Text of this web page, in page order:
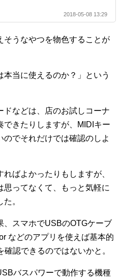
2018-05-08 13:29
そうなやつを物色することが
当に使えるのか？」という
などは、店のお試しコーナ
できたりしますが、MIDIキー
でそれだけでは確認のしよ
ばよかったりもしますが、
思ってなくて、もっと気軽に
。
、スマホでUSBのOTGケーブ
などのアプリを使えば基本的
認できるのではないかと。
バスパワーで動作する機種